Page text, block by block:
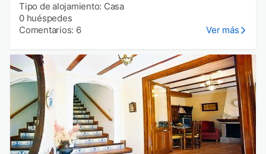
Tipo de alojamiento: Casa
0 huéspedes
Comentarios: 6
Ver más